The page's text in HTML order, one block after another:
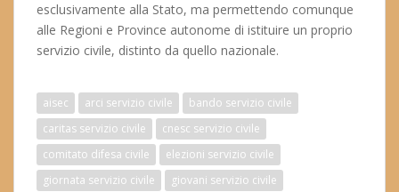
esclusivamente alla Stato, ma permettendo comunque
alle Regioni e Province autonome di istituire un proprio
servizio civile, distinto da quello nazionale.
aisec arci servizio civile
bando servizio civile
caritas servizio civile
cnesc servizio civile
comitato difesa civile
elezioni servizio civile
giornata servizio civile
giovani servizio civile